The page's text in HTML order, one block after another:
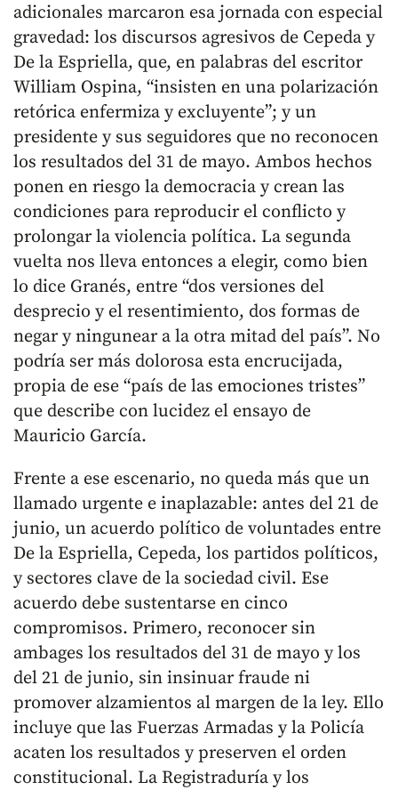
adicionales marcaron esa jornada con especial
gravedad: los discursos agresivos de Cepeda y
De la Espriella, que, en palabras del escritor
William Ospina, “insisten en una polarización
retórica enfermiza y excluyente”; y un
presidente y sus seguidores que no reconocen
los resultados del 31 de mayo. Ambos hechos
ponen en riesgo la democracia y crean las
condiciones para reproducir el conflicto y
prolongar la violencia política. La segunda
vuelta nos lleva entonces a elegir, como bien
lo dice Granés, entre “dos versiones del
desprecio y el resentimiento, dos formas de
negar y ningunear a la otra mitad del país”. No
podría ser más dolorosa esta encrucijada,
propia de ese “país de las emociones tristes”
que describe con lucidez el ensayo de
Mauricio García.
Frente a ese escenario, no queda más que un
llamado urgente e inaplazable: antes del 21 de
junio, un acuerdo político de voluntades entre
De la Espriella, Cepeda, los partidos políticos,
y sectores clave de la sociedad civil. Ese
acuerdo debe sustentarse en cinco
compromisos. Primero, reconocer sin
ambages los resultados del 31 de mayo y los
del 21 de junio, sin insinuar fraude ni
promover alzamientos al margen de la ley. Ello
incluye que las Fuerzas Armadas y la Policía
acaten los resultados y preserven el orden
constitucional. La Registraduría y los